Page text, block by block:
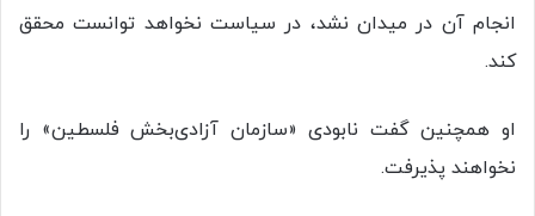
انجام آن در میدان نشد، در سیاست نخواهد توانست محقق
کند.
او همچنین گفت نابودی «سازمان آزادی‌بخش فلسطین» را
نخواهند پذیرفت.